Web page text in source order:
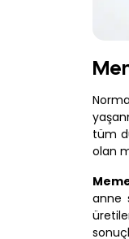
tüm
olan
anne